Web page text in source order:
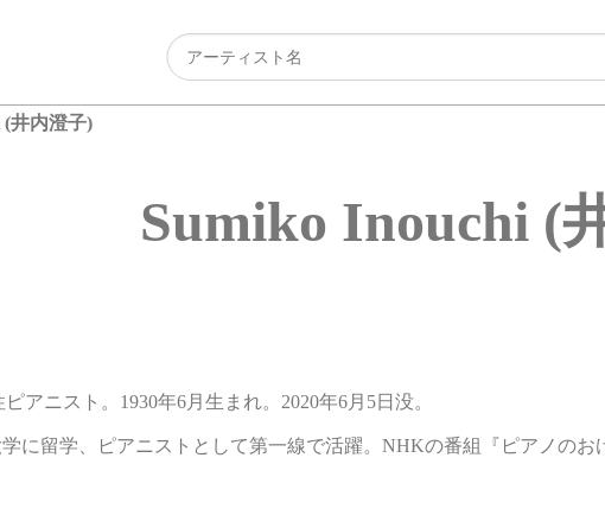
(井内澄子)
Sumiko Inouchi (
アニスト。1930年6月生まれ。2020年6月5日没。
に留学、ピアニストとして第一線で活躍。NHKの番組『ピアノのお